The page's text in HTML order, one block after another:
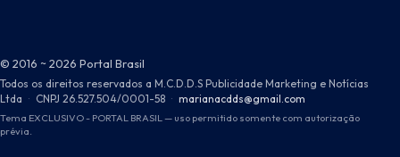
© 2016 ~ 2026 Portal Brasil
Todos os direitos reservados a M.C.D.D.S Publicidade Marketing e Notícias
Ltda · CNPJ 26.527.504/0001-58 · marianacdds@gmail.com
Tema EXCLUSIVO - PORTAL BRASIL — uso permitido somente com autorização
prévia.